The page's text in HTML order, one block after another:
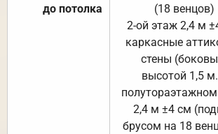
до потолка
(18 венцов)
2-ой этаж 2,4 м
каркасные
стены
высотой 1,5
2,4 м ±4 см
брусом на 18